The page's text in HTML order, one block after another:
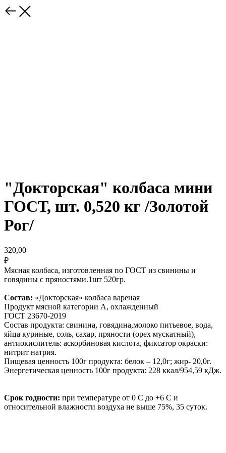
"Докторская" колбаса мини
ГОСТ, шт. 0,520 кг /Золотой
Рог/
320,00
₽
Мясная колбаса, изготовленная по ГОСТ из свинины и
говядины с пряностями.1шт 520гр.
Состав: «Докторская» колбаса вареная
Продукт мясной категории А, охлажденный
ГОСТ 23670-2019
Состав продукта: свинина, говядина,молоко питьевое, вода,
яйца куриные, соль, сахар, пряности (орех мускатный),
антиокислитель: аскорбиновая кислота, фиксатор окраски:
нитрит натрия.
Пищевая ценность 100г продукта: белок – 12,0г; жир- 20,0г.
Энергетическая ценность 100г продукта: 228 ккал/954,59 кДж.
Срок годности: при температуре от 0 С до +6 С и
относительной влажности воздуха не выше 75%, 35 суток.